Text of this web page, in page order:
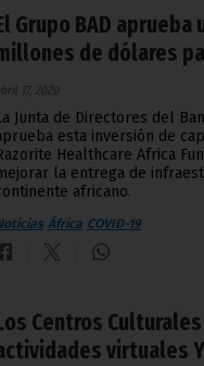
Grupo BAD
de dólares
17, 2020
Junta de Directores del
esta inversión de
Healthcare Africa
la entrega de
africano.
África COVID-19
Centros
virtuales